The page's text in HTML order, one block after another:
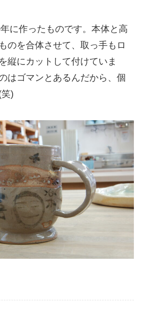
に作ったものです。本体と高
のを合体させて、取っ手もロ
縦にカットして付けていま
はゴマンとあるんだから、個
)